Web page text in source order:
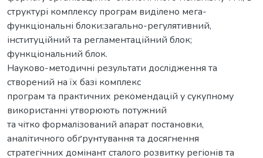
структурі комплексу програм виділено мега-
функціональні блоки:загально-регулятивний,
інституційний та регламентаційний блок;
функціональний блок.
Науково-методичні результати дослідження та
створений на їх базі комплекс
програм та практичних рекомендацій у сукупному
використанні утворюють потужний
та чітко формалізований апарат постановки,
аналітичного обґрунтування та досягнення
стратегічних домінант сталого розвитку регіонів та